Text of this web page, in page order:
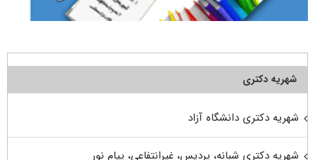
شهریه دکتری
شهریه دکتری دانشگاه آزاد
شهریه دکتری شبانه، پردیس، غیرانتفاعی، پیام نور